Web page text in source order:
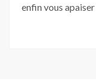
enfin vous apaiser